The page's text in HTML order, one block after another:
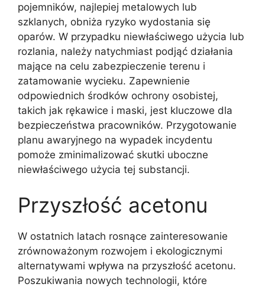
pojemników, najlepiej metalowych lub
szklanych, obniża ryzyko wydostania się
oparów. W przypadku niewłaściwego użycia lub
rozlania, należy natychmiast podjąć działania
mające na celu zabezpieczenie terenu i
zatamowanie wycieku. Zapewnienie
odpowiednich środków ochrony osobistej,
takich jak rękawice i maski, jest kluczowe dla
bezpieczeństwa pracowników. Przygotowanie
planu awaryjnego na wypadek incydentu
pomoże zminimalizować skutki uboczne
niewłaściwego użycia tej substancji.
Przyszłość acetonu
W ostatnich latach rosnące zainteresowanie
zrównoważonym rozwojem i ekologicznymi
alternatywami wpływa na przyszłość acetonu.
Poszukiwania nowych technologii, które